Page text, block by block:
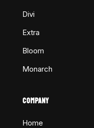
Divi
Extra
Bloom
Monarch
COMPANY
Home